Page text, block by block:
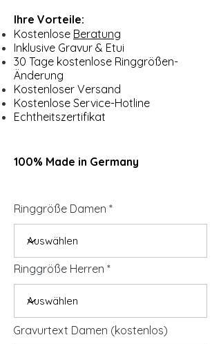
Ihre Vorteile:
Kostenlose Beratung
Inklusive Gravur & Etui
30 Tage kostenlose Ringgrößen-
Änderung
Kostenloser Versand
Kostenlose Service-Hotline
Echtheitszertifikat
100% Made in Germany
Ringgröße Damen
Ringgröße Herren
Gravurtext Damen (kostenlos)